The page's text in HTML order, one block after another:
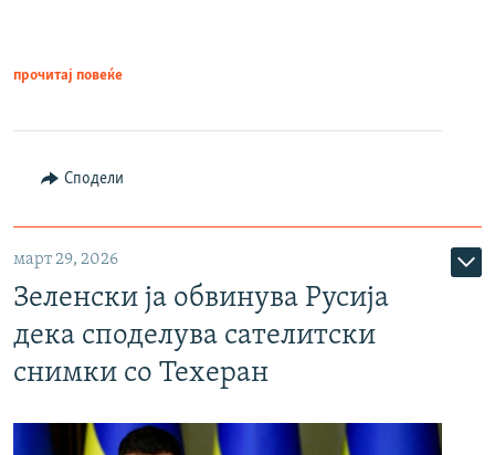
прочитај повеќе
Сподели
март 29, 2026
Зеленски ја обвинува Русија
дека споделува сателитски
снимки со Техеран